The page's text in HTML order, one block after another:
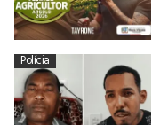
Polícia